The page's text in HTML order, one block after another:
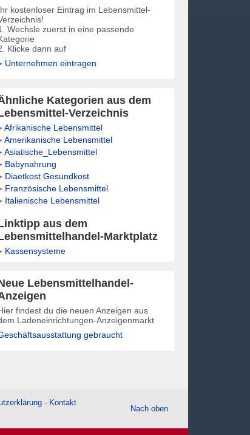
kostenloser Eintrag im Lebensmittel-
Wechsle zuerst in eine passende
Klicke dann auf
Unternehmen eintragen
Kategorien aus dem
Verzeichnis
Afrikanische Lebensmittel
Amerikanische Lebensmittel
Asiatische_Lebensmittel
Babynahrung
Diaetkost Gesundkost
Französische Lebensmittel
Italienische Lebensmittel
aus dem
Marktplatz
Kassensysteme
Lebensmittelhandel-
findest du die neuen Anzeigen aus
Ladeneinrichtungen-Anzeigenmarkt
gebraucht
- Kontakt
Nach oben